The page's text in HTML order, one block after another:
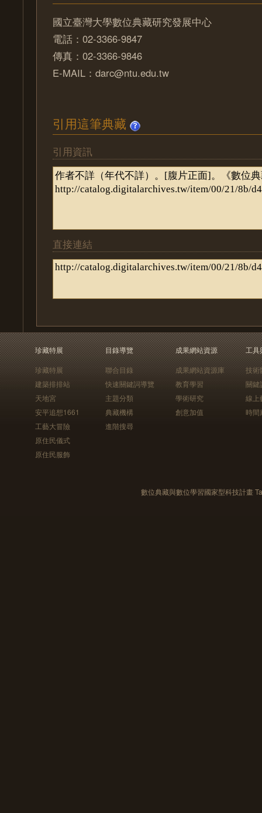
國立臺灣大學數位典藏研究發展中心
電話：02-3366-9847
傳真：02-3366-9846
E-MAIL：darc@ntu.edu.tw
引用這筆典藏
引用資訊
直接連結
珍藏特展
珍藏特展
建築排排站
天地宮
安平追想1661
工藝大冒險
原住民儀式
原住民服飾
目錄導覽
聯合目錄
快速關鍵詞導覽
主題分類
典藏機構
進階搜尋
成果網站資源
成果網站資源庫
教育學習
學術研究
創意加值
工具
技術
關鍵
線上
時間
數位典藏與數位學習國家型科技計畫